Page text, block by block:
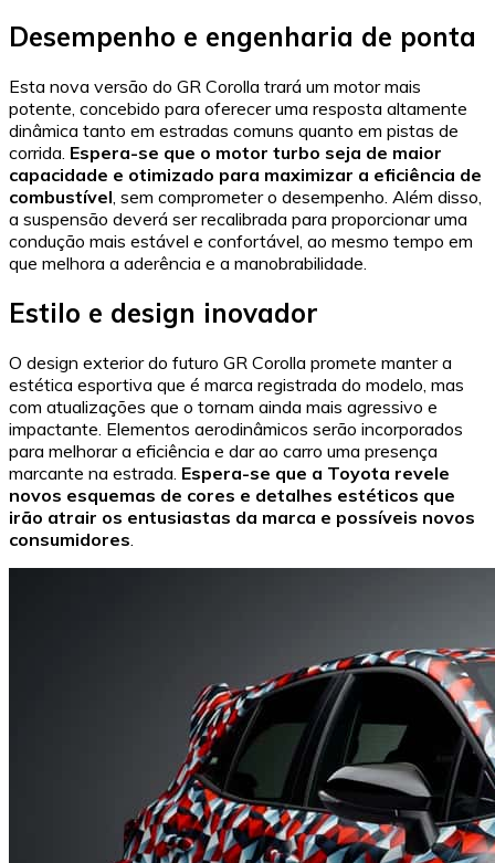
Desempenho e engenharia de ponta
Esta nova versão do GR Corolla trará um motor mais
potente, concebido para oferecer uma resposta altamente
dinâmica tanto em estradas comuns quanto em pistas de
corrida. Espera-se que o motor turbo seja de maior
capacidade e otimizado para maximizar a eficiência de
combustível, sem comprometer o desempenho. Além disso,
a suspensão deverá ser recalibrada para proporcionar uma
condução mais estável e confortável, ao mesmo tempo em
que melhora a aderência e a manobrabilidade.
Estilo e design inovador
O design exterior do futuro GR Corolla promete manter a
estética esportiva que é marca registrada do modelo, mas
com atualizações que o tornam ainda mais agressivo e
impactante. Elementos aerodinâmicos serão incorporados
para melhorar a eficiência e dar ao carro uma presença
marcante na estrada. Espera-se que a Toyota revele
novos esquemas de cores e detalhes estéticos que
irão atrair os entusiastas da marca e possíveis novos
consumidores.